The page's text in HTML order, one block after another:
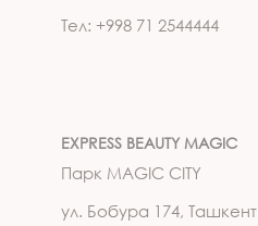
Тел: +998 71 2544444
EXPRESS BEAUTY MAGIC
Парк MAGIC CITY
ул. Бобура 174, Ташкент